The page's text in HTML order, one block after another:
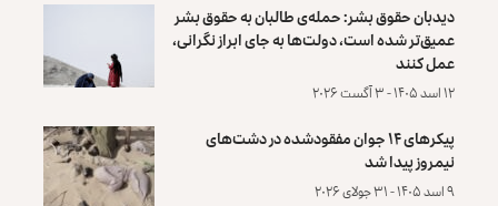
دیدبان حقوق بشر: حمله‌ی طالبان به حقوق بشر
عمیق‌تر شده است، دولت‌ها به جای ابراز نگرانی،
عمل کنند
۱۲ اسد ۱۴۰۵ - ۳ آگست ۲۰۲۶
پیکرهای ۱۴ جوان مفقودشده در دشت‌های
نیمروز پیدا شد
۹ اسد ۱۴۰۵ - ۳۱ جولای ۲۰۲۶